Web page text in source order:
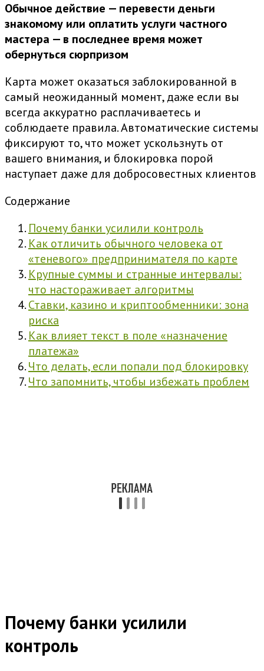
Обычное действие — перевести деньги
знакомому или оплатить услуги частного
мастера — в последнее время может
обернуться сюрпризом
Карта может оказаться заблокированной в
самый неожиданный момент, даже если вы
всегда аккуратно расплачиваетесь и
соблюдаете правила. Автоматические системы
фиксируют то, что может ускользнуть от
вашего внимания, и блокировка порой
наступает даже для добросовестных клиентов
Содержание
Почему банки усилили контроль
Как отличить обычного человека от
«теневого» предпринимателя по карте
Крупные суммы и странные интервалы:
что настораживает алгоритмы
Ставки, казино и криптообменники: зона
риска
Как влияет текст в поле «назначение
платежа»
Что делать, если попали под блокировку
Что запомнить, чтобы избежать проблем
Почему банки усилили
контроль